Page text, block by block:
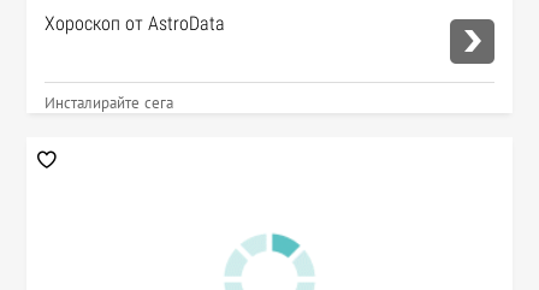
Хороскоп от AstroData
Инсталирайте сега